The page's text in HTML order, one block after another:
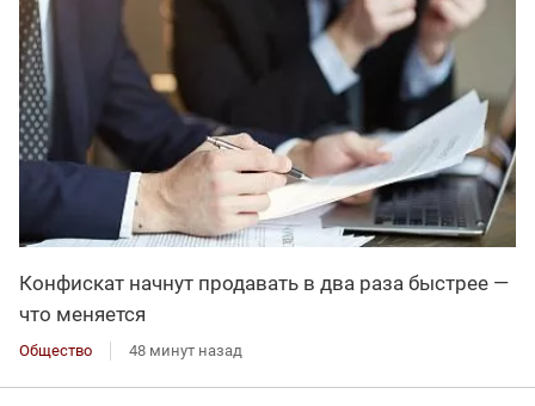
Конфискат начнут продавать в два раза быстрее —
что меняется
Общество 48 минут назад